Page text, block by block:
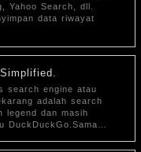
Yahoo Search, dll.
data riwayat
search engine atau
adalah search
legend dan masih
DuckDuckGo.Sama…